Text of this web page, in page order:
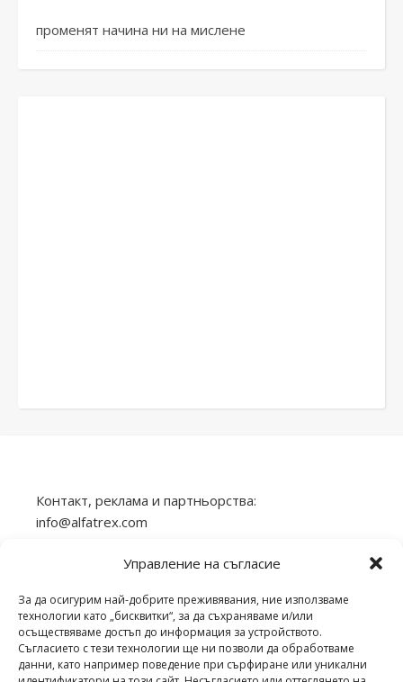
Управление на съгласие
За да осигурим най-добрите преживявания, ние използваме
технологии като „бисквитки“, за да съхраняваме и/или
осъществяваме достъп до информация за устройството.
Съгласието с тези технологии ще ни позволи да обработваме
данни, като например поведение при сърфиране или уникални
променят начина ни на мислене
Контакт, реклама и партньорства:
info@alfatrex.com
Използването или публикуването на част или
разрешение е забранено.